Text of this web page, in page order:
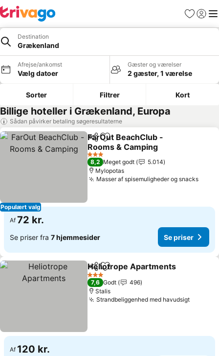
Favoritter
Log ind
Destination
Grækenland
Afrejse/ankomst
Vælg datoer
Gæster og værelser
2 gæster, 1 værelse
Sorter Filtrer Kort
Billige hoteller i Grækenland, Europa
Sådan påvirker betaling søgeresultaterne
Populært valg
Del Føj til favoritter
FarOut BeachClub -
Rooms & Camping
3 Stjerner
8,2 Meget godt
5.014
Mylopotas
Masser af spisemuligheder og snacks
Af 72 kr.
Se priser fra 7 hjemmesider Se priser
Del Føj til favoritter
Heliotrope Apartments
3 Stjerner
7,6 Godt
496
Stalis
Strandbeliggenhed med havudsigt
Af 120 kr.